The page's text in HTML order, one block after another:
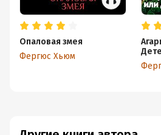
Опаловая змея
Фергюс Хьюм